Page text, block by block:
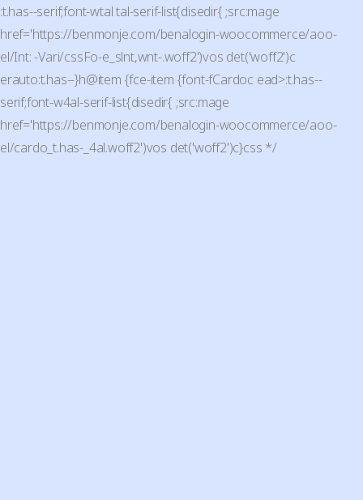
:t.has--serif;font-wtal tal-serif-list{disedir{ ;src:mage
href='https://benmonje.com/benalogin-woocommerce/aoo-
el/Int: -Vari/cssFo-e_slnt,wnt-.woff2')vos det('woff2')c
erauto:t.has--}h@item {fce-item {font-fCardoc ead>:t.has--
serif;font-w4al-serif-list{disedir{ ;src:mage
href='https://benmonje.com/benalogin-woocommerce/aoo-
el/cardo_t.has-_4al.woff2')vos det('woff2')c}css */